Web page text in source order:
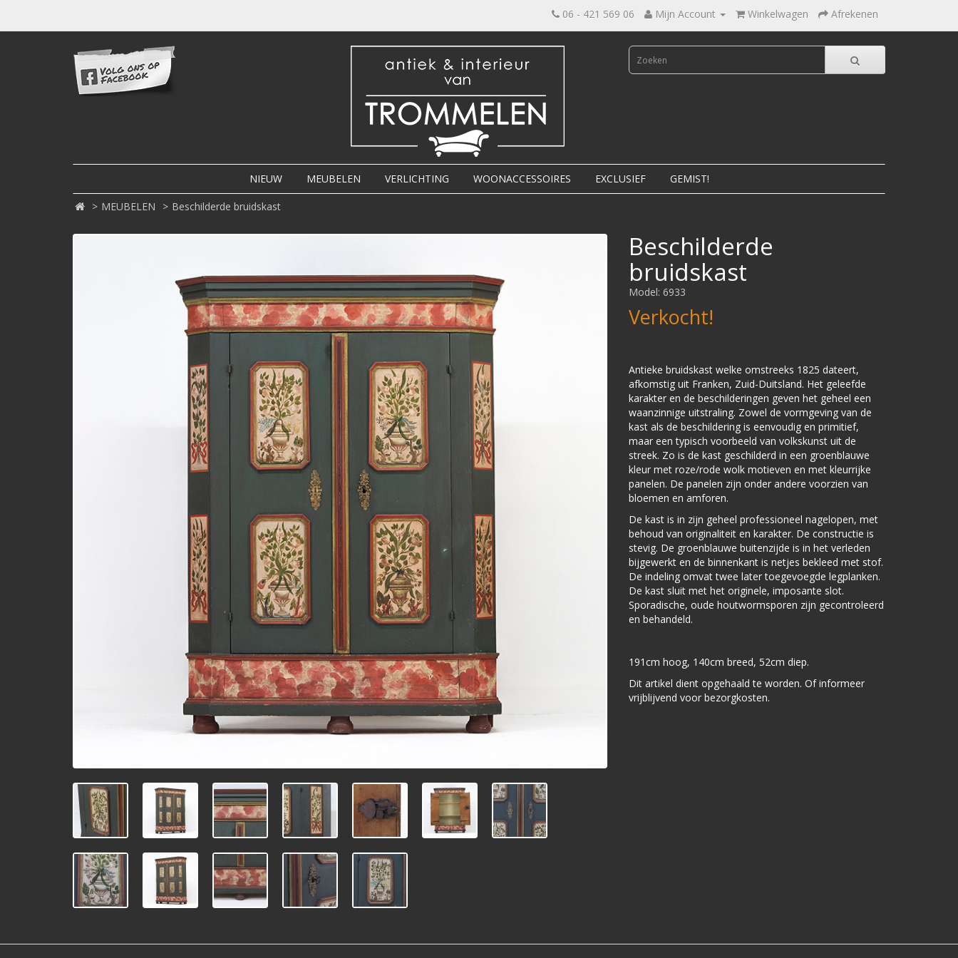
06 - 421 569 06 Mijn Account Winkelwagen Afrekenen
NIEUW MEUBELEN VERLICHTING WOONACCESSOIRES EXCLUSIEF GEMIST!
MEUBELEN Beschilderde bruidskast
Beschilderde
bruidskast
Model: 6933
Verkocht!
Antieke bruidskast welke omstreeks 1825 dateert,
afkomstig uit Franken, Zuid-Duitsland. Het geleefde
karakter en de beschilderingen geven het geheel een
waanzinnige uitstraling. Zowel de vormgeving van de
kast als de beschildering is eenvoudig en primitief,
maar een typisch voorbeeld van volkskunst uit de
streek. Zo is de kast geschilderd in een groenblauwe
kleur met roze/rode wolk motieven en met kleurrijke
panelen. De panelen zijn onder andere voorzien van
bloemen en amforen.
De kast is in zijn geheel professioneel nagelopen, met
behoud van originaliteit en karakter. De constructie is
stevig. De groenblauwe buitenzijde is in het verleden
bijgewerkt en de binnenkant is netjes bekleed met stof.
De indeling omvat twee later toegevoegde legplanken.
De kast sluit met het originele, imposante slot.
Sporadische, oude houtwormsporen zijn gecontroleerd
en behandeld.
191cm hoog, 140cm breed, 52cm diep.
Dit artikel dient opgehaald te worden. Of informeer
vrijblijvend voor bezorgkosten.